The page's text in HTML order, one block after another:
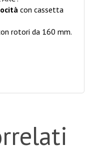
con cassetta
rotori da 160 mm.